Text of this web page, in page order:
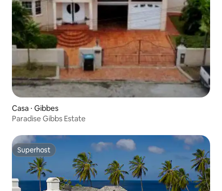
Casa ⋅ Gibbes
Paradise Gibbs Estate
Superhost
Superhost